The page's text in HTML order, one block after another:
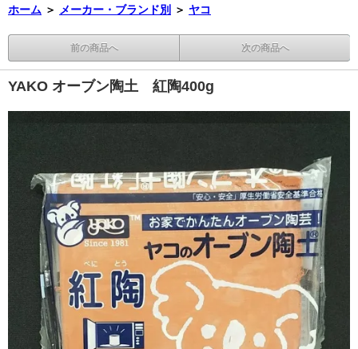
ホーム ＞ メーカー・ブランド別 ＞ ヤコ
前の商品へ 次の商品へ
YAKO オーブン陶土 紅陶400g